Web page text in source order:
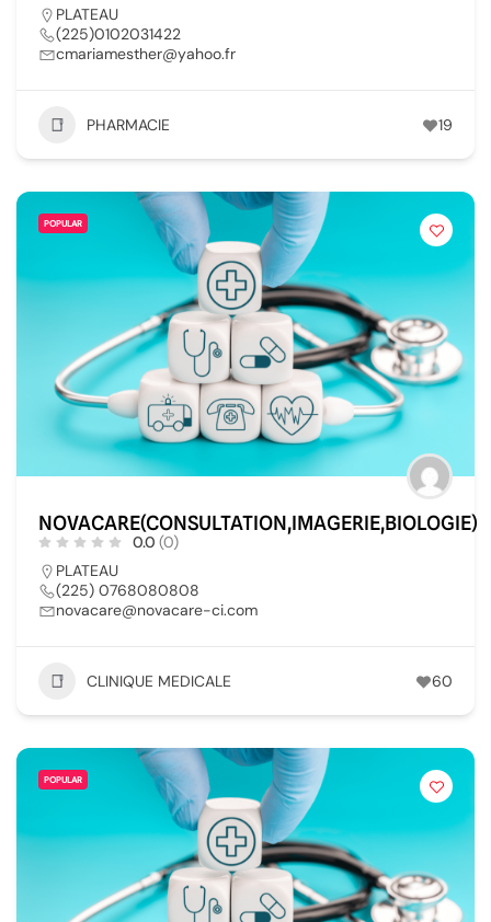
PLATEAU
(225)0102031422
cmariamesther@yahoo.fr
PHARMACIE 19
POPULAR
NOVACARE(CONSULTATION,IMAGERIE,BIOLOGIE)
0.0 (0)
PLATEAU
(225) 0768080808
novacare@novacare-ci.com
CLINIQUE MEDICALE 60
POPULAR